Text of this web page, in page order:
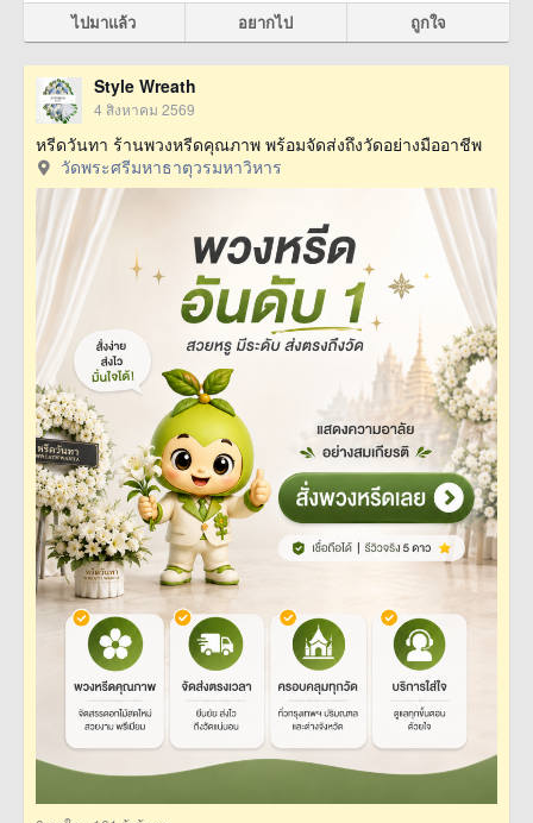
ไปมาแล้ว อยากไป ถูกใจ
Style Wreath
4 สิงหาคม 2569
หรีดวันทา ร้านพวงหรีดคุณภาพ พร้อมจัดส่งถึงวัดอย่างมืออาชีพ
วัดพระศรีมหาธาตุวรมหาวิหาร